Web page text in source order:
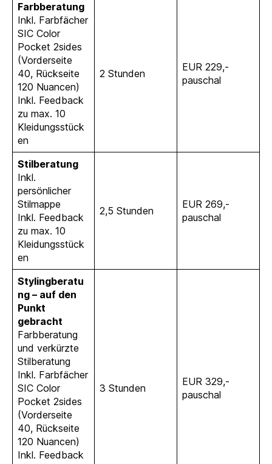
Farbberatung
Inkl. Farbfächer
SIC Color
Pocket 2sides
(Vorderseite
40, Rückseite
120 Nuancen)
Inkl. Feedback
zu max. 10
Kleidungsstück
en
2 Stunden
EUR 229,-
pauschal
Stilberatung
Inkl.
persönlicher
Stilmappe
Inkl. Feedback
zu max. 10
Kleidungsstück
en
2,5 Stunden
EUR 269,-
pauschal
Stylingberatu
ng – auf den
Punkt
gebracht
Farbberatung
und verkürzte
Stilberatung
Inkl. Farbfächer
SIC Color
Pocket 2sides
(Vorderseite
40, Rückseite
120 Nuancen)
Inkl. Feedback
3 Stunden
EUR 329,-
pauschal